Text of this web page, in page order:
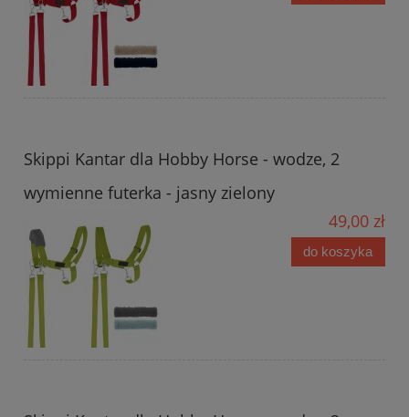
Skippi Kantar dla Hobby Horse - wodze, 2
wymienne futerka - jasny zielony
49,00 zł
do koszyka